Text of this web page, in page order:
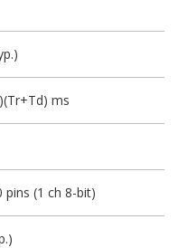
ms
pins (1 ch 8-bit)